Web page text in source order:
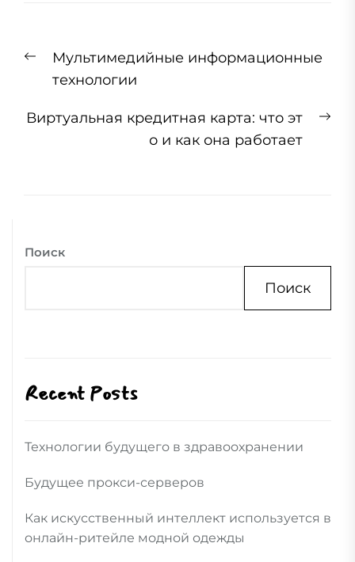
по
записям
Previous
post:
Мультимедийные информационные
технологии
Виртуальная кредитная карта: что эт
о и как она работает
Поиск
Поиск
Recent Posts
Технологии будущего в здравоохранении
Будущее прокси-серверов
Как искусственный интеллект используется в
онлайн-ритейле модной одежды